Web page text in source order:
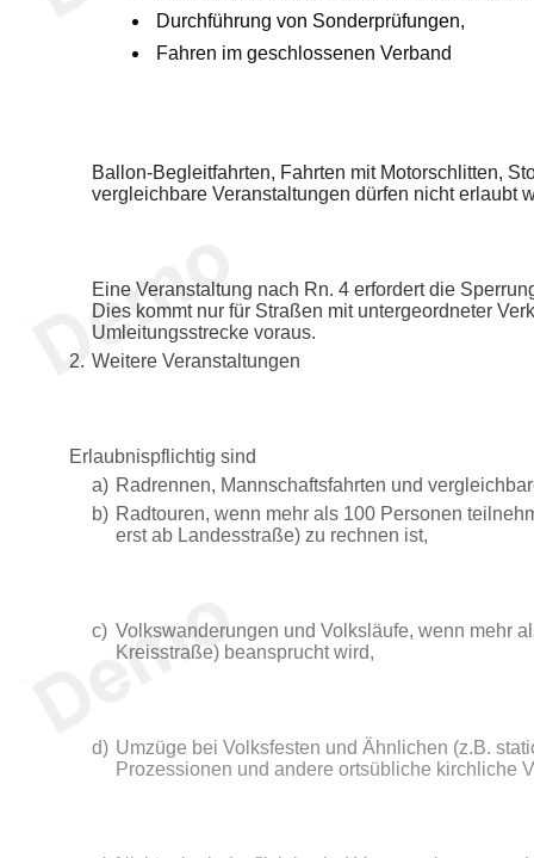
Durchführung von Sonderprüfungen,
Fahren im geschlossenen Verband
Ballon-Begleitfahrten, Fahrten mit Motorschlitten,
vergleichbare Veranstaltungen dürfen nicht erlaubt
Eine Veranstaltung nach Rn. 4 erfordert die
Dies kommt nur für Straßen mit untergeordneter
Umleitungsstrecke voraus.
2. Weitere Veranstaltungen
Erlaubnispflichtig sind
a) Radrennen, Mannschaftsfahrten und
b) Radtouren, wenn mehr als 100 Personen
erst ab Landesstraße) zu rechnen ist,
c) Volkswanderungen und Volksläufe, wenn mehr
Kreisstraße) beansprucht wird,
d) Umzüge bei Volksfesten und Ähnlichen (z.B.
Prozessionen und andere ortsübliche kirchliche